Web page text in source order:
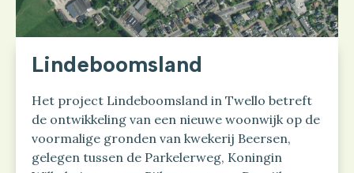
Lindeboomsland
Het project Lindeboomsland in Twello betreft
de ontwikkeling van een nieuwe woonwijk op de
voormalige gronden van kwekerij Beersen,
gelegen tussen de Parkelerweg, Koningin